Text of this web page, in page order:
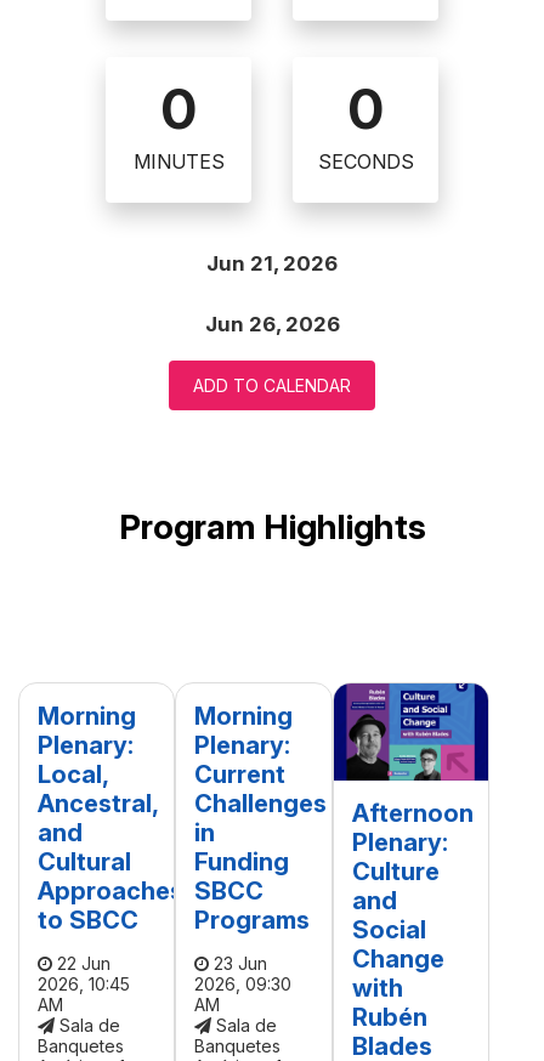
0
MINUTES
0
SECONDS
Jun 21, 2026
Jun 26, 2026
ADD TO CALENDAR
Program Highlights
Morning
Plenary:
Local,
Ancestral,
and
Cultural
Approaches
to SBCC
22 Jun
2026, 10:45
AM
Sala de
Banquetes
Morning
Plenary:
Current
Challenges
in
Funding
SBCC
Programs
23 Jun
2026, 09:30
AM
Sala de
Banquetes
Afternoon
Plenary:
Culture
and
Social
Change
with
Rubén
Blades